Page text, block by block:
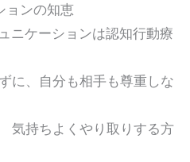
ンの知恵
ケーションは認知行動療
、自分も相手も尊重しな
り取りする方